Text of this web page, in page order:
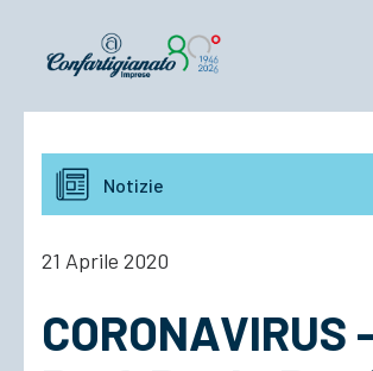
Notizie e Documenti
Confartigianato
Cosa Facciamo
Notizie
21 Aprile 2020
CORONAVIRUS